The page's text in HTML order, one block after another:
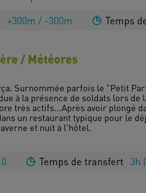
+300m / -300m Temps
/ Météores
Surnommée parfois le "Petit
à la présence de soldats lors de
très actifs...Après avoir plongé
un restaurant typique pour le
et nuit à l'hôtel.
0 Temps de transfert 3h